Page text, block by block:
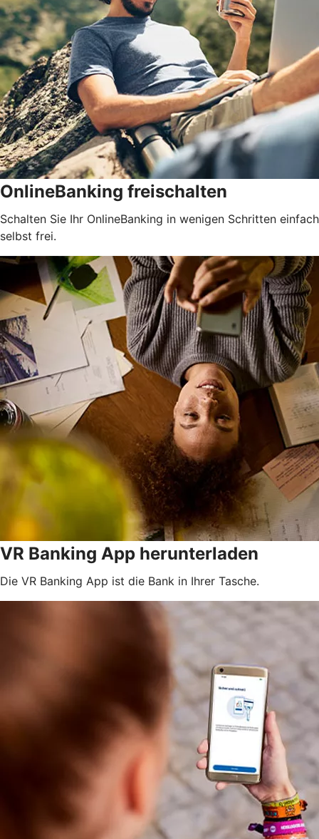
OnlineBanking freischalten
Schalten Sie Ihr OnlineBanking in wenigen Schritten einfach
selbst frei.
VR Banking App herunterladen
Die VR Banking App ist die Bank in Ihrer Tasche.